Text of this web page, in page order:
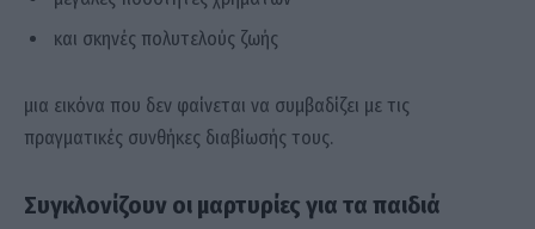
και σκηνές πολυτελούς ζωής
μια εικόνα που δεν φαίνεται να συμβαδίζει με τις
πραγματικές συνθήκες διαβίωσής τους.
Συγκλονίζουν οι μαρτυρίες για τα παιδιά